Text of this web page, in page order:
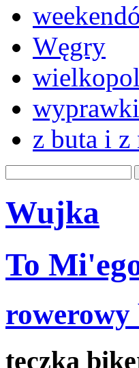
Węgry
wyprawki
z buta i z
Wujka
To
rowerowy
teczka